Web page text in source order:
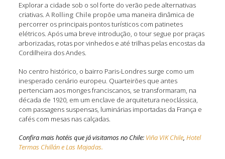
Explorar a cidade sob o sol forte do verão pede alternativas
criativas. A Rolling Chile propõe uma maneira dinâmica de
percorrer os principais pontos turísticos com patinetes
elétricos. Após uma breve introdução, o tour segue por praças
arborizadas, rotas por vinhedos e até trilhas pelas encostas da
Cordilheira dos Andes.
No centro histórico, o bairro Paris-Londres surge como um
inesperado cenário europeu. Quarteirões que antes
pertenciam aos monges franciscanos, se transformaram, na
década de 1920, em um enclave de arquitetura neoclássica,
com passagens suspensas, luminárias importadas da França e
cafés com mesas nas calçadas.
Confira mais hotéis que já visitamos no Chile: Viña VIK Chile, Hotel
Termas Chillán eLas Majadas.